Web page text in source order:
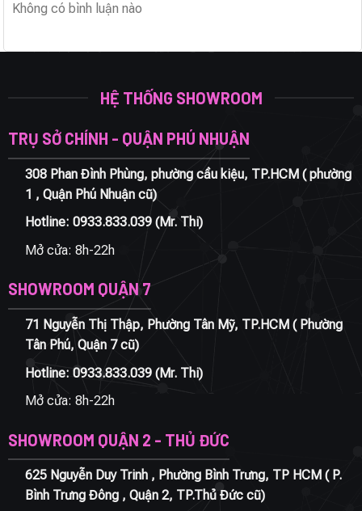
Không có bình luận nào
HỆ THỐNG SHOWROOM
TRỤ SỞ CHÍNH - QUẬN PHÚ NHUẬN
308 Phan Đình Phùng, phường cầu kiệu, TP.HCM ( phường
1 , Quận Phú Nhuận cũ)
Hotline: 0933.833.039(Mr. Thi)
Mở cửa: 8h-22h
SHOWROOM QUẬN 7
71 Nguyễn Thị Thập, Phường Tân Mỹ, TP.HCM ( Phường
Tân Phú, Quận 7 cũ)
Hotline: 0933.833.039(Mr. Thi)
Mở cửa: 8h-22h
SHOWROOM QUẬN 2 - THỦ ĐỨC
625 Nguyễn Duy Trinh , Phường Bình Trưng, TP HCM ( P.
Bình Trưng Đông , Quận 2, TP.Thủ Đức cũ)